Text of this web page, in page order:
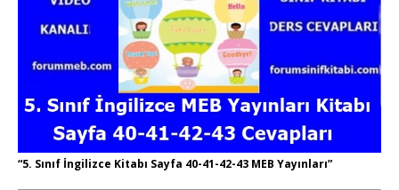
“5. Sınıf İngilizce Kitabı Sayfa 40-41-42-43 MEB Yayınları”